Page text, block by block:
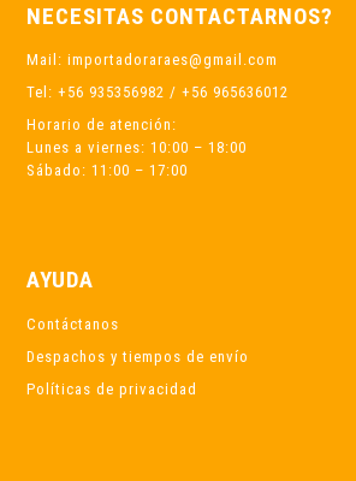
NECESITAS CONTACTARNOS?
Mail: importadoraraes@gmail.com
Tel: +56 935356982 / +56 965636012
Horario de atención:
Lunes a viernes: 10:00 – 18:00
Sábado: 11:00 – 17:00
AYUDA
Contáctanos
Despachos y tiempos de envío
Políticas de privacidad